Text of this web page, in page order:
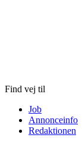
Find vej til
Job
Annonceinfo
Redaktionen